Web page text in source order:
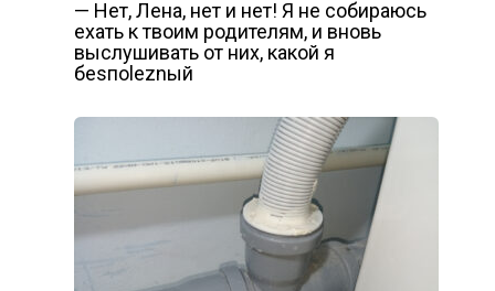
— Нет, Лена, нет и нет! Я не собираюсь
ехать к твоим родителям, и вновь
выслушивать от них, какой я
беsпоlеznый